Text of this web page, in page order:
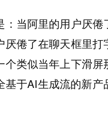
：当阿里的用户厌倦
厌倦了在聊天框里打
个类似当年上下滑屏
基于AI生成流的新产